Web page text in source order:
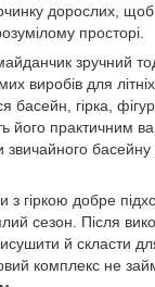
дорослих, щоб
просторі.
зручний
виробів для
басейн, гірка,
його практичним
звичайного басейну
з гіркою добре
сезон. Після
й скласти
комплекс не